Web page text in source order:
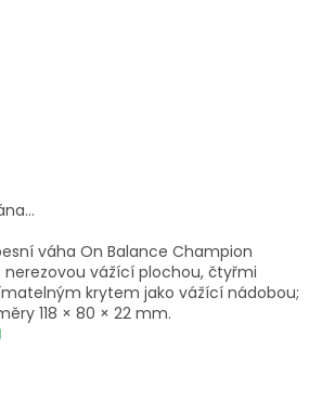
váha On Balance Champion
nerezovou vážící plochou, čtyřmi
krytem jako vážící nádobou;
118 × 80 × 22 mm.